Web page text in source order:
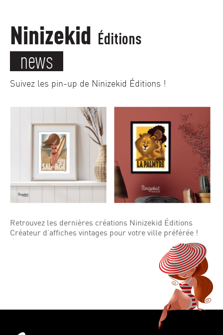
Ninizekid Éditions
news
Suivez les pin-up de Ninizekid Éditions !
Retrouvez les dernières créations Ninizekid Éditions
Créateur d’affiches vintages pour votre ville préférée !